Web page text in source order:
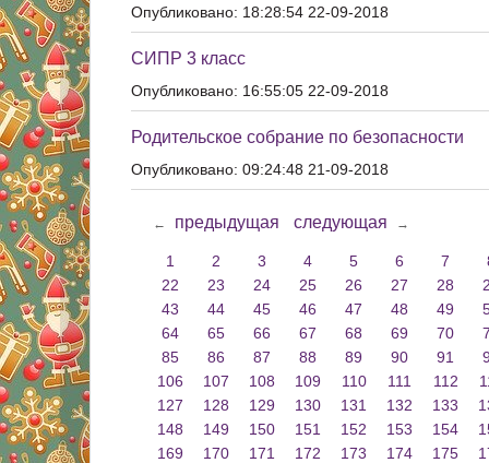
Опубликовано: 18:28:54 22-09-2018
СИПР 3 класс
Опубликовано: 16:55:05 22-09-2018
Родительское собрание по безопасности
Опубликовано: 09:24:48 21-09-2018
← предыдущая следующая →
1 2 3 4 5 6 7
22
23 24 25 26 27 28
43
44 45 46 47 48 49
64
65 66 67 68 69 70
85
86 87 88 89 90 91
106
107 108 109 110 111 112
127
128 129 130 131 132 133
148
149 150 151 152 153 154
169
170 171 172 173 174 175